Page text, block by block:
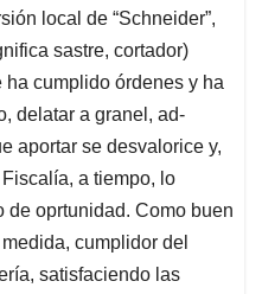
local de “Schneider”,
sastre, cortador)
cumplido órdenes y ha
delatar a granel, ad-
aportar se desvalorice y,
a tiempo, lo
de oprtunidad. Como buen
cumplidor del
satisfaciendo las